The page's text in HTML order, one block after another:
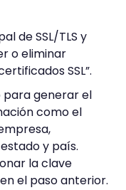
de SSL/TLS y
o eliminar
SSL”.
generar el
como el
y país.
la clave
el paso anterior.